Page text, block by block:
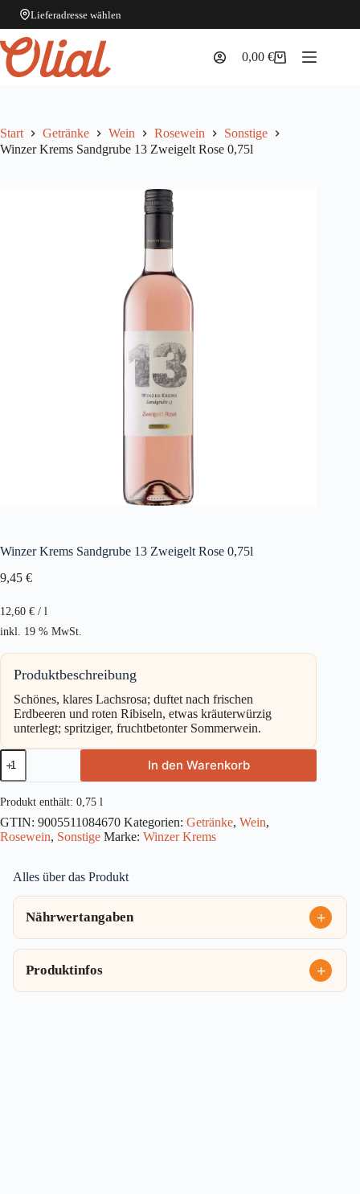
Lieferadresse wählen
Zum
Inhalt
springen
Warenkorb
0,00€
Start Getränke Wein Rosewein
Sonstige
Winzer Krems Sandgrube 13 Zweigelt Rose 0,75l
Winzer Krems Sandgrube 13 Zweigelt Rose 0,75l
9,45 €
12,60 € / l
inkl. 19 % MwSt.
Produktbeschreibung
Schönes, klares Lachsrosa; duftet nach frischen
Erdbeeren und roten Ribiseln, etwas kräuterwürzig
unterlegt; spritziger, fruchtbetonter Sommerwein.
Winzer
Krems
Sandgrube
13
Zweigelt
Rose
0,75l
In den Warenkorb
Produkt enthält: 0,75 l
GTIN: 9005511084670 Kategorien: Getränke, Wein,
Rosewein, Sonstige Marke: Winzer Krems
Alles über das Produkt
Nährwertangaben
Produktinfos